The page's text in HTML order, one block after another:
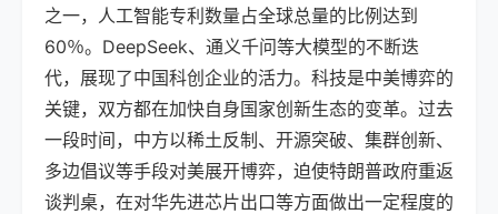
之一，人工智能专利数量占全球总量的比例达到
60％。DeepSeek、通义千问等大模型的不断迭
代，展现了中国科创企业的活力。科技是中美博弈的
关键，双方都在加快自身国家创新生态的变革。过去
一段时间，中方以稀土反制、开源突破、集群创新、
多边倡议等手段对美展开博弈，迫使特朗普政府重返
谈判桌，在对华先进芯片出口等方面做出一定程度的